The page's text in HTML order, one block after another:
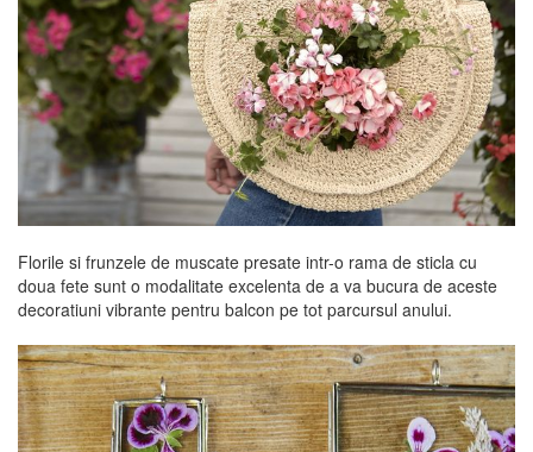
Florile si frunzele de muscate presate intr-o rama de sticla cu
doua fete sunt o modalitate excelenta de a va bucura de aceste
decoratiuni vibrante pentru balcon pe tot parcursul anului.